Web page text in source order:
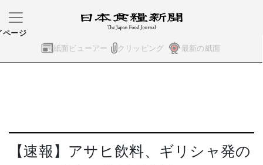
紙面ビューアー クリッピング 最新の紙面
ページ
【速報】アサヒ飲料、ギリシャ発の